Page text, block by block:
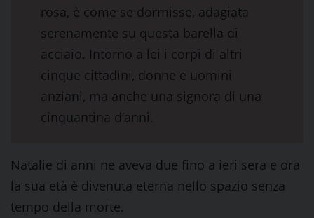
rosa, è come se dormisse, adagiata
serenamente su questa barella di
acciaio. Intorno a lei i corpi di altri
cinque cittadini, donne e uomini
anziani, ma anche una signora di una
cinquantina d’anni.
Natalie di anni ne aveva due fino a ieri sera e ora
la sua età è divenuta eterna nello spazio senza
tempo della morte.